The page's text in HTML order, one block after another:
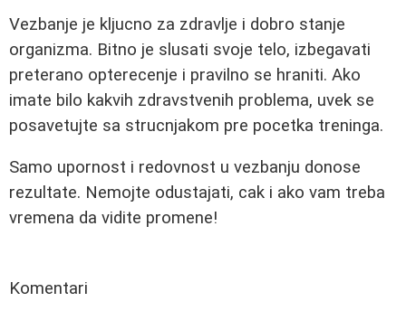
Vezbanje je kljucno za zdravlje i dobro stanje
organizma. Bitno je slusati svoje telo, izbegavati
preterano opterecenje i pravilno se hraniti. Ako
imate bilo kakvih zdravstvenih problema, uvek se
posavetujte sa strucnjakom pre pocetka treninga.
Samo upornost i redovnost u vezbanju donose
rezultate. Nemojte odustajati, cak i ako vam treba
vremena da vidite promene!
Komentari